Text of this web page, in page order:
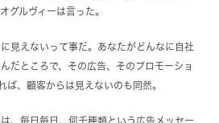
グルヴィーは言った。
見えないって事だ。あなたがどんなに自社
だところで、その広告、そのプロモーショ
ば、顧客からは見えないのも同然。
、毎日毎日、何千種類という広告メッセー